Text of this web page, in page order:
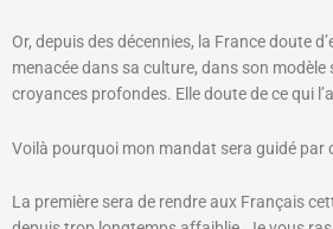
Or, depuis des décennies, la France doute
menacée dans sa culture, dans son modèle
croyances profondes. Elle doute de ce qui
Voilà pourquoi mon mandat sera guidé par
La première sera de rendre aux Français